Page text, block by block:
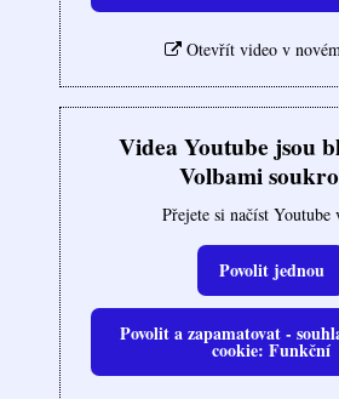
Otevřít video v
Videa Youtube jsou
Volbami
Přejete si načíst Youtube
Povolit jednou
Povolit a zapamatovat -
cookie: Funkční